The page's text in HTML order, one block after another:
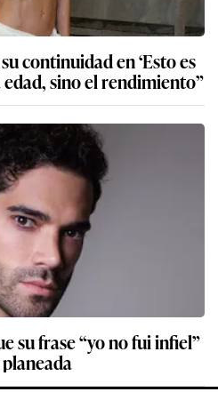
continuidad en ‘Esto es
edad, sino el rendimiento”
su frase “yo no fui infiel”
planeada